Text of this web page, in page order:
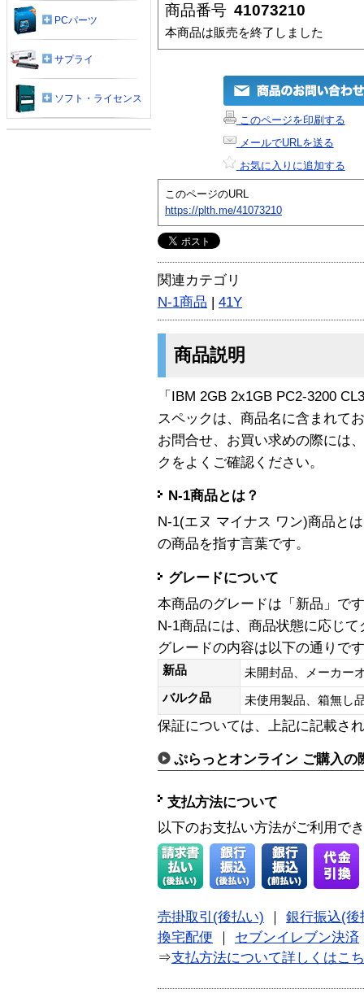
商品番号 41073210
本商品は販売を終了しました
このページを印刷する
メールでURLを送る
お気に入りに追加する
このページのURL
https://plth.me/41073210
関連カテゴリ
N-1商品 | 41Y
商品説明
「IBM 2GB 2x1GB PC2-3200
スペックは、商品名に含まれて
お問合せ、お買い求めの際には
クをよくご確認ください。
N-1商品とは？
N-1(エヌ マイナス ワン)商品と
の商品を指す言葉です。
グレードについて
本商品のグレードは「新品」です
N-1商品には、商品状態に応じ
グレードの内容は以下の通りで
新品
未開封品、メーカー
バルク品
未使用製品、箱無
保証については、上記に記載さ
ぷらっとオンライン ご購入の
支払方法について
以下のお支払い方法がご利用で
売掛取引(後払い)
銀行振込(後
換宅配便
セブンイレブン決済
⇒支払方法について詳しくはこ
PCパーツ
サプライ
ソフト・ライセンス